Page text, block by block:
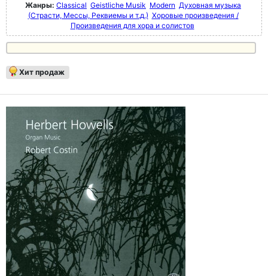
Жанры: Classical Geistliche Musik Modern Духовная музыка
(Страсти, Мессы, Реквиемы и т.д.) Хоровые произведения /
Произведения для хора и солистов
Хит продаж